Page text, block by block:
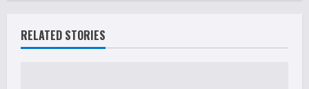
n
RELATED STORIES